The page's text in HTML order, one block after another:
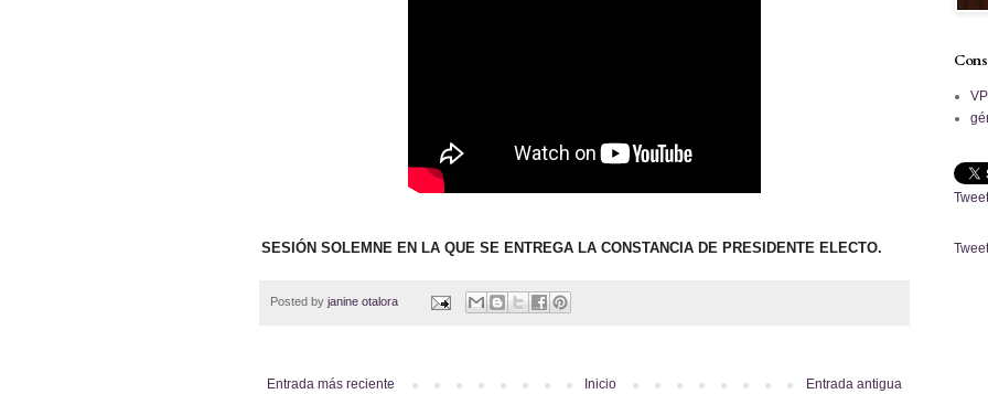
SESIÓN SOLEMNE EN LA QUE SE ENTREGA LA CONSTANCIA DE PRESIDENTE ELECTO.
Posted by janine otalora
Entrada más reciente Entrada antigua
Inicio